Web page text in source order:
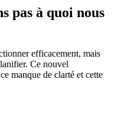
pas à quoi nous
efficacement, mais
Ce nouvel
manque de clarté et cette